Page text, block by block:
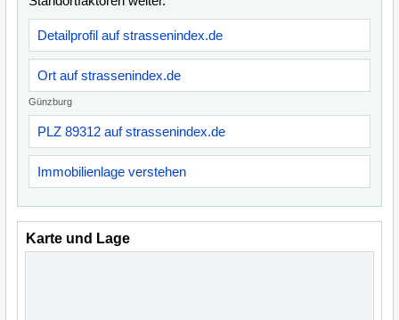
Detailprofil auf strassenindex.de
Ort auf strassenindex.de
Günzburg
PLZ 89312 auf strassenindex.de
Immobilienlage verstehen
Karte und Lage